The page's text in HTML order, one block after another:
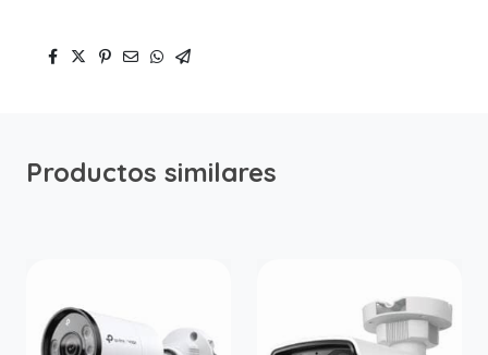
Productos similares